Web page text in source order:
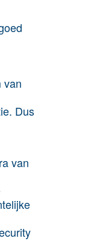
van
Dus
van